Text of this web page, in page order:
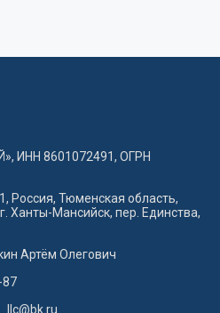
ИНН 8601072491, ОГРН
Россия, Тюменская область,
Ханты-Мансийск, пер. Единства,
Артём Олегович